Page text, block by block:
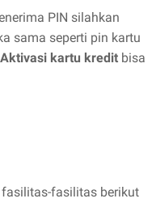
PIN silahkan
sama seperti pin kartu
Aktivasi kartu kredit bisa
fasilitas-fasilitas berikut